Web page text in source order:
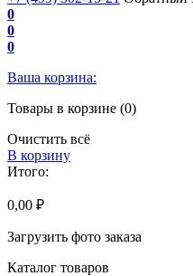
0
0
0
Ваша корзина:
Товары в корзине (0)
Очистить всё
В корзину
Итого:
0,00 ₽
Загрузить фото заказа
Каталог товаров